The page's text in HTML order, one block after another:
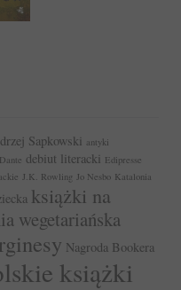
Sapkowski antyki
Dante debiut literacki Edipresse
J.K. Rowling Jo Nesbo Katalonia
książki na
wegetariańska
Nagroda Bookera
książki